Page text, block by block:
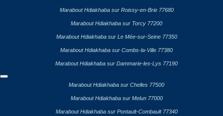
Marabout Hdiakhaba sur Roissy-en-Brie 77680
Marabout Hdiakhaba sur Torcy 77200
Marabout Hdiakhaba sur Le Mée-sur-Seine 77350
Marabout Hdiakhaba sur Combs-la-Ville 77380
Marabout Hdiakhaba sur Dammarie-les-Lys 77190
Marabout Hdiakhaba sur Chelles 77500
Marabout Hdiakhaba sur Melun 77000
Marabout Hdiakhaba sur Pontault-Combault 77340